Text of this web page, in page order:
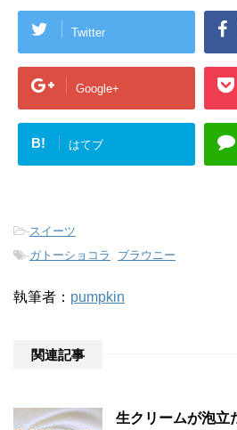
Twitter
Google+
B! はてブ
-スイーツ
-ガトーショコラ , ブラウニー
執筆者： pumpkin
関連記事
生クリームが泡立